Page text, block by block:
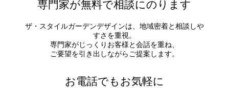
専門家が無料で相談にのります
ザ・スタイルガーデンデザインは、地域密着と相談しや
すさを重視。
専門家がじっくりお客様と会話を重ね、
ご要望を引き出しながらご提案します。
お電話でもお気軽に